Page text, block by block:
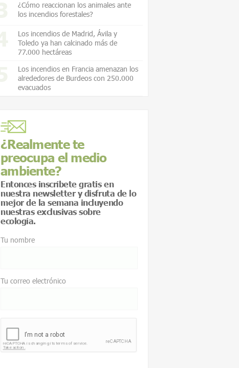
¿Cómo reaccionan los animales ante
los incendios forestales?
Los incendios de Madrid, Ávila y
Toledo ya han calcinado más de
77.000 hectáreas
Los incendios en Francia amenazan los
alrededores de Burdeos con 250.000
evacuados
¿Realmente te
preocupa el medio
ambiente?
Entonces inscríbete gratis en
nuestra newsletter y disfruta de lo
mejor de la semana incluyendo
nuestras exclusivas sobre
ecología.
Tu nombre
Tu correo electrónico